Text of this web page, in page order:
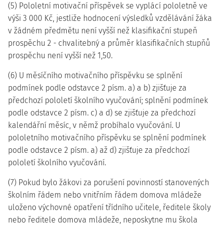
(5) Pololetní motivační příspěvek se vyplácí pololetně ve
výši 3 000 Kč, jestliže hodnocení výsledků vzdělávání žáka
v žádném předmětu není vyšší než klasifikační stupeň
prospěchu 2 - chvalitebný a průměr klasifikačních stupňů
prospěchu není vyšší než 1,50.
(6) U měsíčního motivačního příspěvku se splnění
podmínek podle odstavce 2 písm. a) a b) zjišťuje za
předchozí pololetí školního vyučování; splnění podmínek
podle odstavce 2 písm. c) a d) se zjišťuje za předchozí
kalendářní měsíc, v němž probíhalo vyučování. U
pololetního motivačního příspěvku se splnění podmínek
podle odstavce 2 písm. a) až d) zjišťuje za předchozí
pololetí školního vyučování.
(7) Pokud bylo žákovi za porušení povinností stanovených
školním řádem nebo vnitřním řádem domova mládeže
uloženo výchovné opatření třídního učitele, ředitele školy
nebo ředitele domova mládeže, neposkytne mu škola